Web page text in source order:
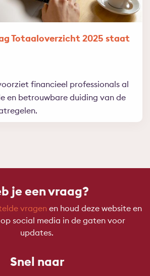
Totaaloverzicht 2025 staat
financieel professionals al
en betrouwbare duiding van de
je een vraag?
vragen en houd deze website en
social media in de gaten voor
updates.
Snel naar